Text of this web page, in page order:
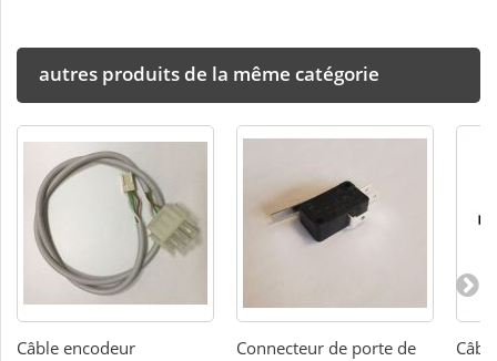
autres produits de la même catégorie
Câble encodeur
Connecteur de porte de